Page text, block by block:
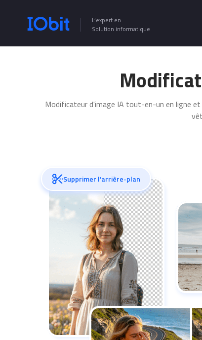
L’expert en
Solution informatique
Modificateur d'image IA tout-en-un en ligne
Supprimer l’arrière-plan